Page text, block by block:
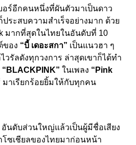
อร์อีกคนหนึ่งที่ผันตัวมาเป็นดาว
ประสบความสำเร็จอย่างมาก ด้วย
มากที่สุดในไทยในอันดับที่ 10
ของ “บี้ เดอะสกา” เป็นแนวฮา ๆ
วรัลดังทุกวงการ ล่าสุดเขาก็ได้ทำ
“BLACKPINK” ในเพลง “Pink
าเรียกร้อยยิ้มให้กับทุกคน
อันดับส่วนใหญ่แล้วเป็นผู้มีชื่อเสียง
โซเชียลของไทยมาก่อนหน้า